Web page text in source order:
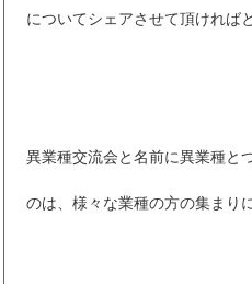
についてシェアさせて頂ければ
異業種交流会と名前に異業種と
のは、様々な業種の方の集まり